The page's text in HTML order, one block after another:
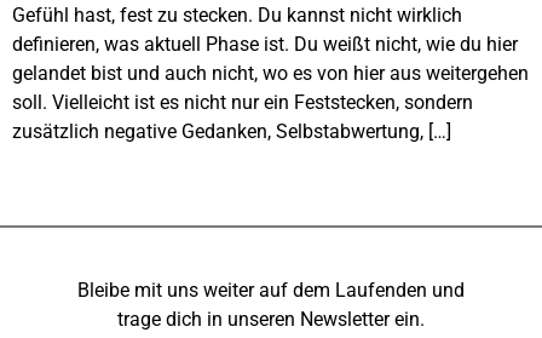
Gefühl hast, fest zu stecken. Du kannst nicht wirklich
definieren, was aktuell Phase ist. Du weißt nicht, wie du hier
gelandet bist und auch nicht, wo es von hier aus weitergehen
soll. Vielleicht ist es nicht nur ein Feststecken, sondern
zusätzlich negative Gedanken, Selbstabwertung, […]
Bleibe mit uns weiter auf dem Laufenden und
trage dich in unseren Newsletter ein.